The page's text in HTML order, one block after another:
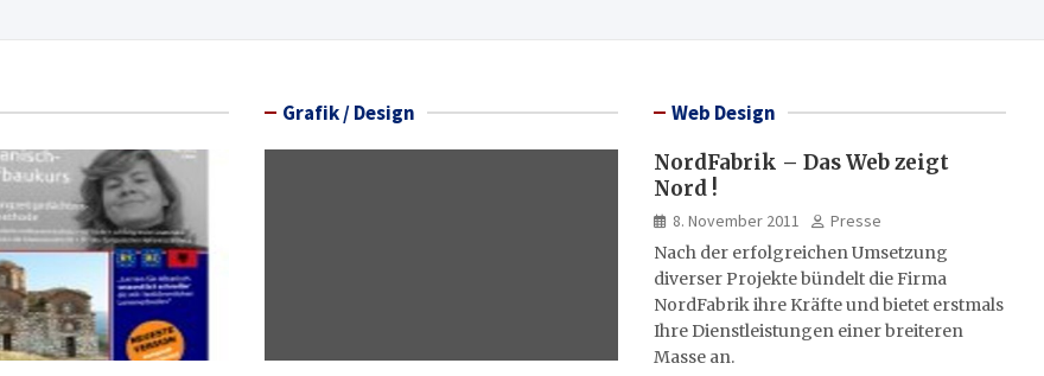
Grafik / Design
Web Design
NordFabrik – Das Web zeigt
Nord !
8. November 2011
Presse
Nach der erfolgreichen Umsetzung
diverser Projekte bündelt die Firma
NordFabrik ihre Kräfte und bietet erstmals
Ihre Dienstleistungen einer breiteren
Masse an.